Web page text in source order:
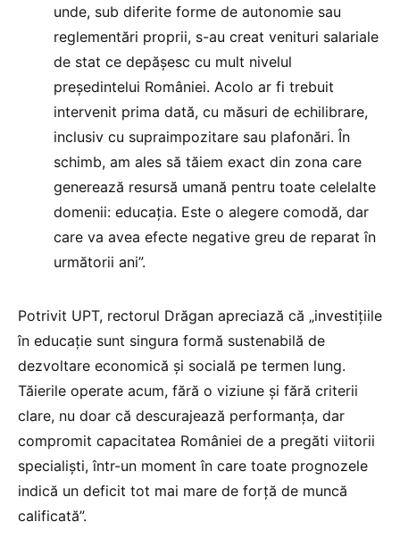
unde, sub diferite forme de autonomie sau
reglementări proprii, s-au creat venituri salariale
de stat ce depășesc cu mult nivelul
președintelui României. Acolo ar fi trebuit
intervenit prima dată, cu măsuri de echilibrare,
inclusiv cu supraimpozitare sau plafonări. În
schimb, am ales să tăiem exact din zona care
generează resursă umană pentru toate celelalte
domenii: educația. Este o alegere comodă, dar
care va avea efecte negative greu de reparat în
următorii ani”.
Potrivit UPT, rectorul Drăgan apreciază că „investițiile
în educație sunt singura formă sustenabilă de
dezvoltare economică și socială pe termen lung.
Tăierile operate acum, fără o viziune și fără criterii
clare, nu doar că descurajează performanța, dar
compromit capacitatea României de a pregăti viitorii
specialiști, într-un moment în care toate prognozele
indică un deficit tot mai mare de forță de muncă
calificată”.